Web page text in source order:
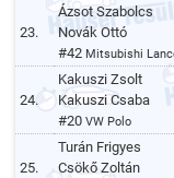
23.
Ázsot Szabolcs
Novák Ottó
#42 Mitsubishi
24.
Kakuszi Zsolt
Kakuszi Csaba
#20VW Polo
25.
Turán Frigyes
Csökő Zoltán